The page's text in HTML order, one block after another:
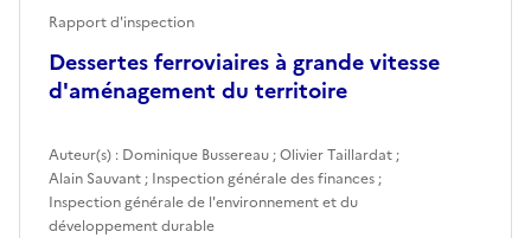
Dessertes ferroviaires à grande vitesse
d'aménagement du territoire
Rapport d'inspection
Auteur(s) : Dominique Bussereau ;Olivier Taillardat ;
Alain Sauvant ; Inspection générale des finances ;
Inspection générale de l'environnement et du
développement durable